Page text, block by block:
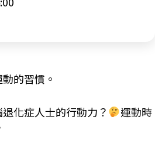
的習慣。
化症人士的行動力？
運動時